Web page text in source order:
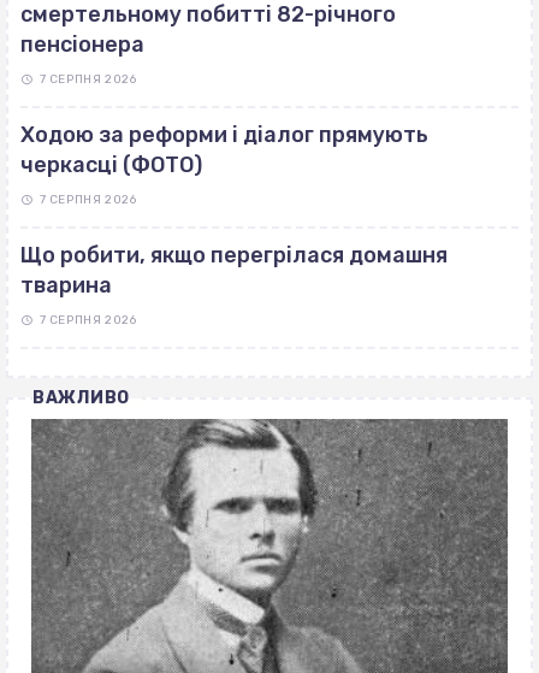
смертельному побитті 82-річного
пенсіонера
7 СЕРПНЯ 2026
Ходою за реформи і діалог прямують
черкасці (ФОТО)
7 СЕРПНЯ 2026
Що робити, якщо перегрілася домашня
тварина
7 СЕРПНЯ 2026
ВАЖЛИВО